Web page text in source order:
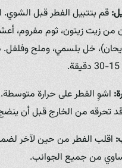
قم بتتبيل الفطر قبل الشوي.
من زيت زيتون، ثوم مفروم،
خل بلسمي، وملح وفلفل.
اشوِ الفطر على حرارة متوسطة.
تحرقه من الخارج قبل أن
اقلب الفطر من حين لآخر
من جميع الجوانب.